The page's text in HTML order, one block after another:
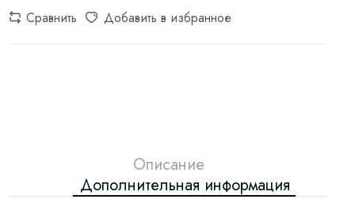
Сравнить Добавить в избранное
Описание
Дополнительная информация